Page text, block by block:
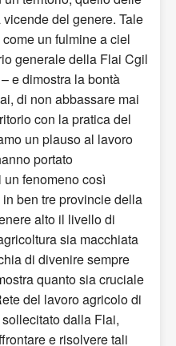
del genere. Tale
un fulmine a ciel
generale della Flai Cgil
e dimostra la bontà
di non abbassare mai
con la pratica del
un plauso al lavoro
portato
fenomeno così
ben tre provincie della
alto il livello di
sia macchiata
di divenire sempre
quanto sia cruciale
del lavoro agricolo di
dalla Flai,
e risolvere tali